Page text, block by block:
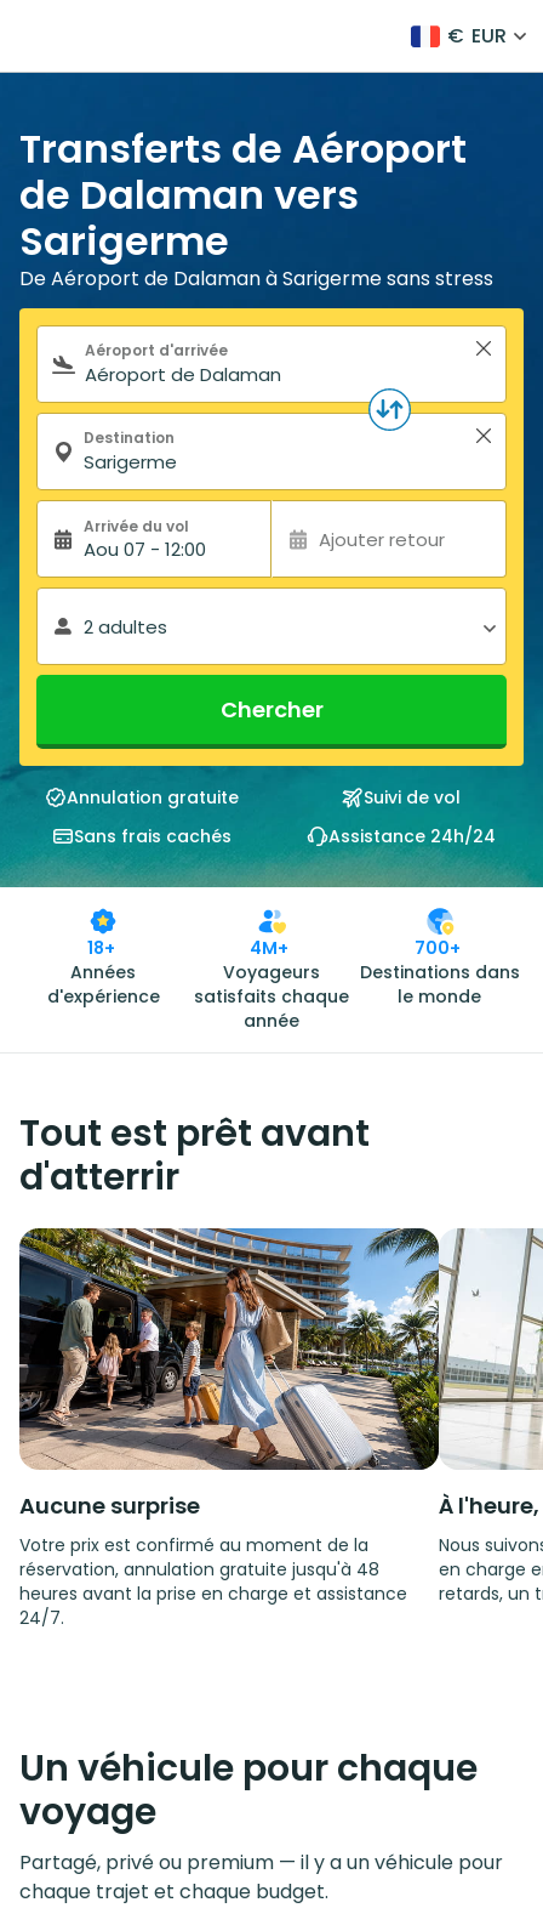
€ EUR
Transferts de Aéroport
de Dalaman vers
Sarigerme
De Aéroport de Dalaman à Sarigerme sans stress
Formulaire de recherche
Aéroport d'arrivée
Destination
Arrivée du vol
Aou 07 - 12:00 Ajouter retour
2 adultes
Chercher
Annulation gratuite
Suivi de vol
Sans frais cachés
Assistance 24h/24
18+
Années
d'expérience
4M+
Voyageurs
satisfaits chaque
année
700+
Destinations dans
le monde
Tout est prêt avant
d'atterrir
Aucune surprise
Votre prix est confirmé au moment de la
réservation, annulation gratuite jusqu'à 48
heures avant la prise en charge et assistance
24/7.
À
Nous
en charge
retards, un
Un véhicule pour chaque
voyage
Partagé, privé ou premium — il y a un véhicule pour
chaque trajet et chaque budget.